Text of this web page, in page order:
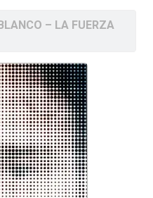
– LA FUERZA